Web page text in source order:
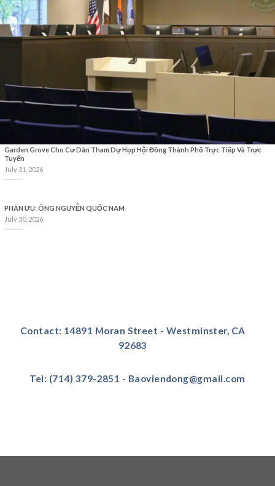
Garden Grove Cho Cư Dân Tham Dự Họp Hội Đồng Thành Phố Trực Tiếp Và Trực
Tuyến
July 31, 2026
PHÂN ƯU: ÔNG NGUYỄN QUỐC NAM
July 30, 2026
Contact: 14891 Moran Street - Westminster, CA
92683
Tel: (714) 379-2851 - Baoviendong@gmail.com